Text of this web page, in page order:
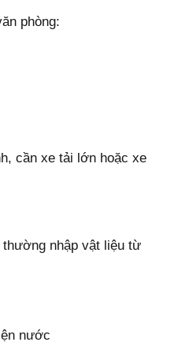
phòng:
cần xe tải lớn hoặc xe
nhập vật liệu từ
nước